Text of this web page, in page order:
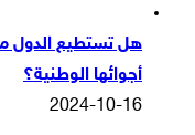
هل تستطيع الدول
أجوائها الوطنية؟
2024-10-16